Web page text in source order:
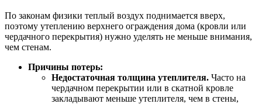
По законам физики теплый воздух поднимается вверх,
поэтому утеплению верхнего ограждения дома (кровли или
чердачного перекрытия) нужно уделять не меньше внимания,
чем стенам.
Причины потерь:
Недостаточная толщина утеплителя. Часто на
чердачном перекрытии или в скатной кровле
закладывают меньше утеплителя, чем в стены,